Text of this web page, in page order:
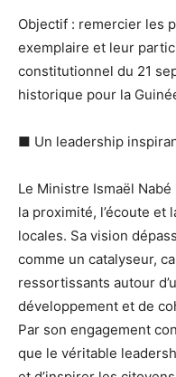
Objectif : remercier les
exemplaire et leur
constitutionnel du 21
historique pour la
■ Un leadership
Le Ministre Ismaël
la proximité, l’écoute et
locales. Sa vision
comme un catalyseur,
ressortissants autour
développement et de
Par son engagement
que le véritable